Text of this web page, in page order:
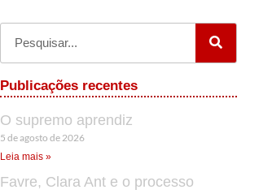
Publicações recentes
O supremo aprendiz
5 de agosto de 2026
Leia mais »
Favre, Clara Ant e o processo